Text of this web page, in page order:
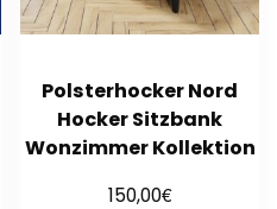
Polsterhocker Nord
Hocker Sitzbank
Wonzimmer Kollektion
150,00€